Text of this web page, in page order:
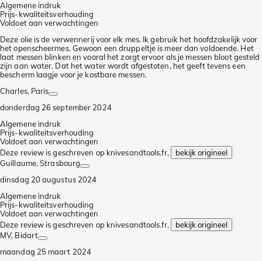
Algemene indruk
Prijs-kwaliteitsverhouding
Voldoet aan verwachtingen
Deze olie is de verwennerij voor elk mes. Ik gebruik het hoofdzakelijk voor
het openscheermes. Gewoon een druppeltje is meer dan voldoende. Het
laat messen blinken en vooral het zorgt ervoor als je messen bloot gesteld
zijn aan water. Dat het water wordt afgestoten, het geeft tevens een
bescherm laagje voor je kostbare messen.
Charles, Paris
donderdag 26 september 2024
Algemene indruk
Prijs-kwaliteitsverhouding
Voldoet aan verwachtingen
Deze review is geschreven op knivesandtools.fr,
bekijk origineel
Guillaume, Strasbourg
dinsdag 20 augustus 2024
Algemene indruk
Prijs-kwaliteitsverhouding
Voldoet aan verwachtingen
Deze review is geschreven op knivesandtools.fr,
bekijk origineel
MV, Bidart
maandag 25 maart 2024